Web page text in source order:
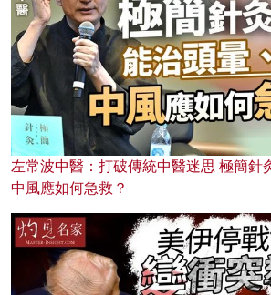
左常波中醫：打破傳統中醫迷思 極簡針
中風應如何急救？